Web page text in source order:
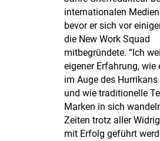
internationalen
bevor er sich vor
die New Work Squad
mitbegründete. “Ich
eigener Erfahrung, wie
im Auge des
und wie traditionelle
Marken in sich
Zeiten trotz aller
mit Erfolg geführt